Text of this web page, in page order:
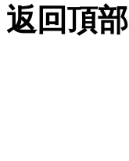
返回頂部